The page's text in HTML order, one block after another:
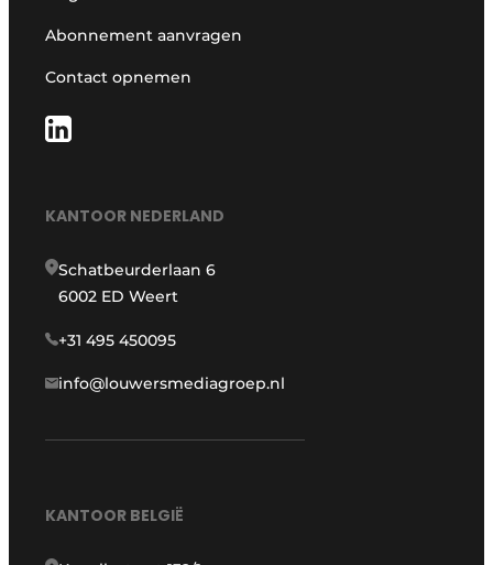
Abonnement aanvragen
Contact opnemen
KANTOOR NEDERLAND
Schatbeurderlaan 6
6002 ED Weert
+31 495 450095
info@louwersmediagroep.nl
KANTOOR BELGIË